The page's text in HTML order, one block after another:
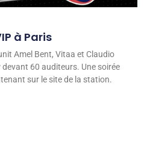
à Paris
Amel Bent, Vitaa et Claudio
60 auditeurs. Une soirée
sur le site de la station.